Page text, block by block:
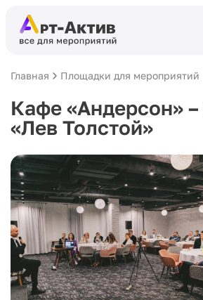
Главная Площадки для мероприятий
Кафе «Андерсон» –
«Лев Толстой»